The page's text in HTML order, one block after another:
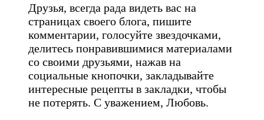
Друзья, всегда рада видеть вас на
страницах своего блога, пишите
комментарии, голосуйте звездочками,
делитесь понравившимися материалами
со своими друзьями, нажав на
социальные кнопочки, закладывайте
интересные рецепты в закладки, чтобы
не потерять. С уважением, Любовь.